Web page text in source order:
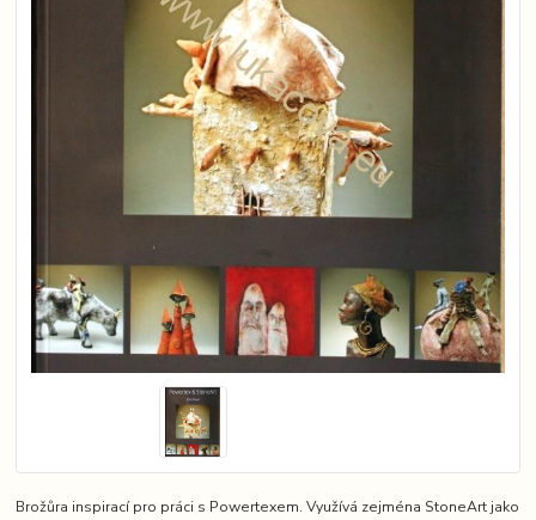
Brožůra inspirací pro práci s Powertexem. Využívá zejména StoneArt jako